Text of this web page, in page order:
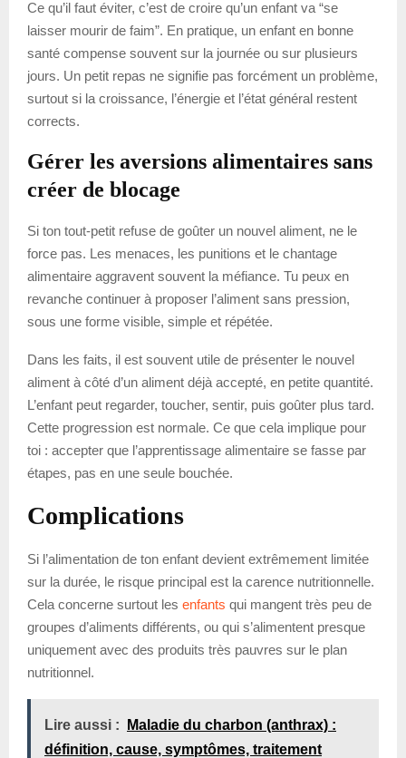
Ce qu’il faut éviter, c’est de croire qu’un enfant va “se
laisser mourir de faim”. En pratique, un enfant en bonne
santé compense souvent sur la journée ou sur plusieurs
jours. Un petit repas ne signifie pas forcément un problème,
surtout si la croissance, l’énergie et l’état général restent
corrects.
Gérer les aversions alimentaires sans
créer de blocage
Si ton tout-petit refuse de goûter un nouvel aliment, ne le
force pas. Les menaces, les punitions et le chantage
alimentaire aggravent souvent la méfiance. Tu peux en
revanche continuer à proposer l’aliment sans pression,
sous une forme visible, simple et répétée.
Dans les faits, il est souvent utile de présenter le nouvel
aliment à côté d’un aliment déjà accepté, en petite quantité.
L’enfant peut regarder, toucher, sentir, puis goûter plus tard.
Cette progression est normale. Ce que cela implique pour
toi : accepter que l’apprentissage alimentaire se fasse par
étapes, pas en une seule bouchée.
Complications
Si l’alimentation de ton enfant devient extrêmement limitée
sur la durée, le risque principal est la carence nutritionnelle.
Cela concerne surtout les enfants qui mangent très peu de
groupes d’aliments différents, ou qui s’alimentent presque
uniquement avec des produits très pauvres sur le plan
nutritionnel.
Lire aussi :
Maladie du charbon (anthrax) :
définition, cause, symptômes, traitement